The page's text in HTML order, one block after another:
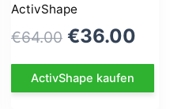
ActivShape
€64.00 Le
prix
initial
€36.00
ActivShape kaufen